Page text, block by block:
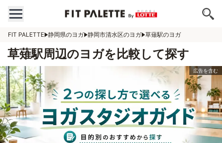
FIT PALETTE 静岡県のヨガ 静岡市清水区のヨガ 草薙駅のヨガ
草薙駅周辺のヨガを比較して探す